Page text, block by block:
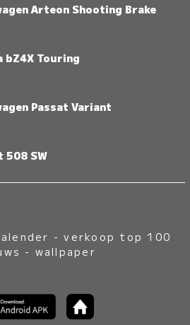
Arteon Shooting Brake
bZ4X Touring
Passat Variant
508 SW
-verkoop top 100
- wallpaper